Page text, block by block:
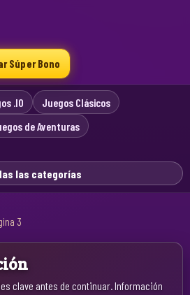
Súper Bono
.IO
Juegos Clásicos
de Aventuras
las categorías
3
clave antes de continuar. Información